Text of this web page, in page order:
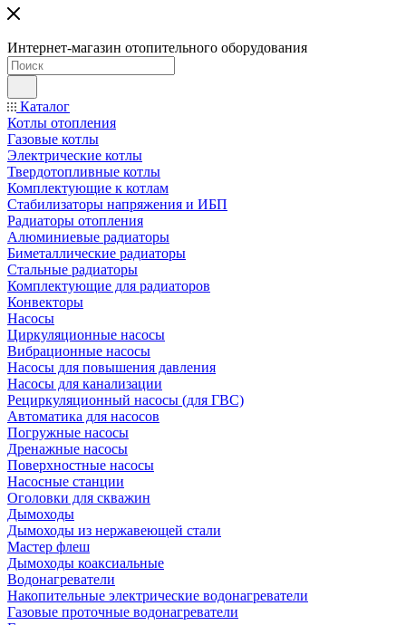
Интернет-магазин отопительного оборудования
Каталог
Котлы отопления
Газовые котлы
Электрические котлы
Твердотопливные котлы
Комплектующие к котлам
Стабилизаторы напряжения и ИБП
Радиаторы отопления
Алюминиевые радиаторы
Биметаллические радиаторы
Стальные радиаторы
Комплектующие для радиаторов
Конвекторы
Насосы
Циркуляционные насосы
Вибрационные насосы
Насосы для повышения давления
Насосы для канализации
Рециркуляционный насосы (для ГВС)
Автоматика для насосов
Погружные насосы
Дренажные насосы
Поверхностные насосы
Насосные станции
Оголовки для скважин
Дымоходы
Дымоходы из нержавеющей стали
Мастер флеш
Дымоходы коаксиальные
Водонагреватели
Накопительные электрические водонагреватели
Газовые проточные водонагреватели